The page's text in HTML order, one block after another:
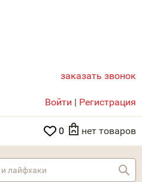
заказать звонок
Войти | Регистрация
0 нет товаров